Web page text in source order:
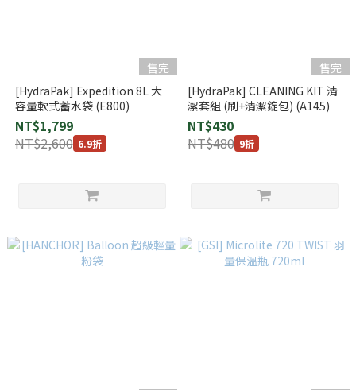
售完
[HydraPak] Expedition 8L 大
容量軟式蓄水袋 (E800)
NT$1,799
NT$2,600 6.9折
售完
[HydraPak] CLEANING KIT 清
潔套組 (刷+清潔錠包) (A145)
NT$430
NT$480 9折